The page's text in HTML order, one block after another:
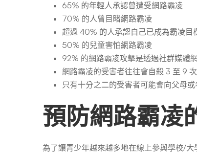
65% 的年輕人承認曾遭受網路霸凌
70% 的人曾目睹網路霸凌
超過 40% 的人承認自己已成為霸凌目
50% 的兒童害怕網路霸凌
92% 的網路霸凌攻擊是透過社群媒體
網路霸凌的受害者往往會自殺 3 至 9 次
只有十分之二的受害者可能會向父母或
預防網路霸凌
為了讓青少年越來越多地在線上參與學校/